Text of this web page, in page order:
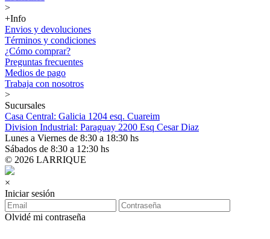
>
+Info
Envios y devoluciones
Términos y condiciones
¿Cómo comprar?
Preguntas frecuentes
Medios de pago
Trabaja con nosotros
>
Sucursales
Casa Central: Galicia 1204 esq. Cuareim
Division Industrial: Paraguay 2200 Esq Cesar Diaz
Lunes a Viernes de 8:30 a 18:30 hs
Sábados de 8:30 a 12:30 hs
© 2026 LARRIQUE
×
Iniciar sesión
Olvidé mi contraseña